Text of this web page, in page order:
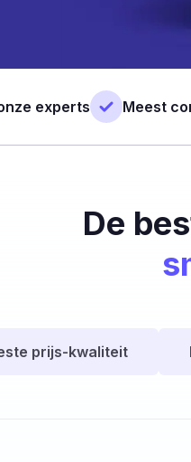
experts Meest
De
prijs-kwaliteit